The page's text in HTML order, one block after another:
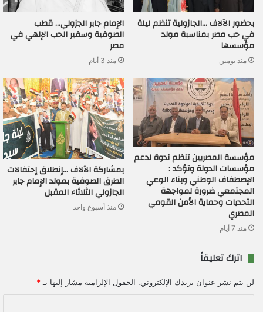
بحضور الآلاف …الجازولية تنظم ليلة
في حب مصر بمناسبة مولد
مؤسسها
منذ يومين
الإمام جابر الجزولي… قطب
الصوفية وسفير الحب الإلهي في
مصر
منذ 3 أيام
مؤسسة المصريين تنظم ندوة لدعم
مؤسسات الدولة وتؤكد :
الإصطفاف الوطني وبناء الوعي
المجتمعي ضرورة لمواجهة
التحديات وحماية الأمن القومي
المصري
منذ 7 أيام
بمشاركة الآلاف …إنطلاق إحتفالات
الطرق الصوفية بمولد الإمام جابر
الجازولي الثلاثاء المقبل
منذ أسبوع واحد
اترك تعليقاً
لن يتم نشر عنوان بريدك الإلكتروني. الحقول الإلزامية مشار إليها بـ *